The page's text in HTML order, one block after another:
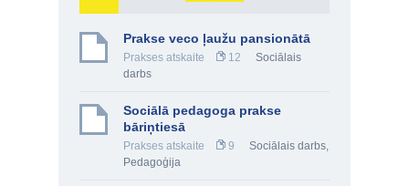
Prakse veco ļaužu pansionātā
Prakses atskaite 12
Sociālais
darbs
Sociālā pedagoga prakse
bāriņtiesā
Prakses atskaite 9 Sociālais darbs,
Pedagoģija